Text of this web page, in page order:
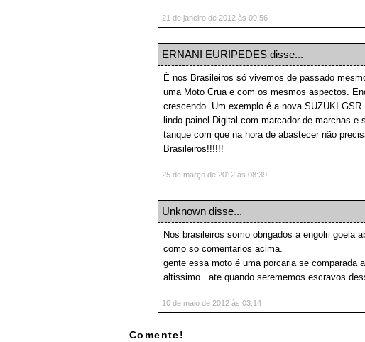
21 de janeiro de 2012 às 09:56
ERNANI EURIPEDES disse...
É nos Brasileiros só vivemos de passado
uma Moto Crua e com os mesmos aspectos.
crescendo. Um exemplo é a nova SUZUKI
lindo painel Digital com marcador de marchas
tanque com que na hora de abastecer não
Brasileiros!!!!!!
25 de março de 2012 às 08:39
Unknown disse...
Nos brasileiros somo obrigados a engolri goela
como so comentarios acima.
gente essa moto é uma porcaria se comparada
altissimo...ate quando serememos escravos
10 de maio de 2012 às 03:14
Comente!